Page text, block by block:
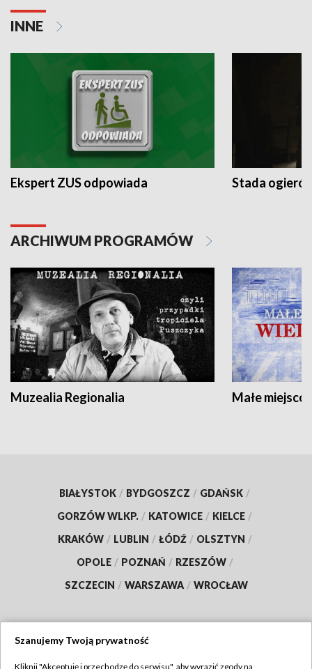
INNE
Ekspert ZUS odpowiada Stada
ARCHIWUM PROGRAMÓW
Muzealia Regionalia Małe
BIAŁYSTOK / BYDGOSZCZ / GDAŃSK /
GORZÓW WLKP. / KATOWICE / KIELCE /
KRAKÓW / LUBLIN / ŁÓDŹ / OLSZTYN /
OPOLE / POZNAŃ / RZESZÓW /
SZCZECIN / WARSZAWA / WROCŁAW
Szanujemy Twoją prywatność
Kliknij "Akceptuję i przechodzę do serwisu", aby wyrazić zgody na